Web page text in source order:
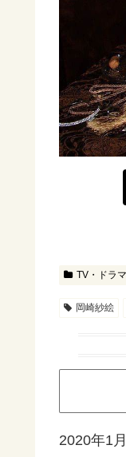
TV・ドラ
岡崎紗絵
2020年1